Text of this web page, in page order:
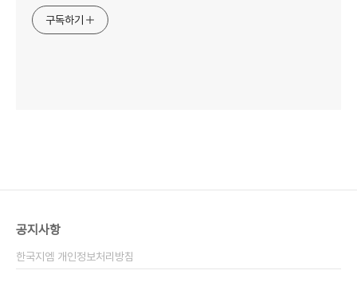
구독하기
공지사항
한국지엠 개인정보처리방침